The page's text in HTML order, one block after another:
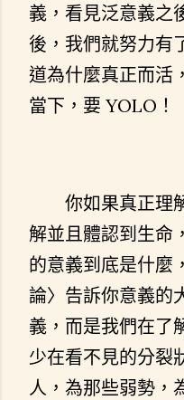
義，看見泛意義之
後，我們就努力有
道為什麼真正而活
當下，要 YOLO！
你如果真正理
解並且體認到生命
的意義到底是什麼
論〉告訴你意義的
義，而是我們在了
少在看不見的分裂
人，為那些弱勢，